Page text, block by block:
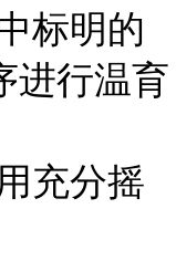
标明的
进行温育
充分摇